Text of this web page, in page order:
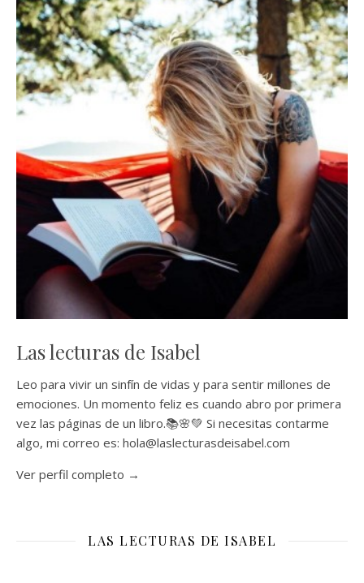
Las lecturas de Isabel
Leo para vivir un sinfín de vidas y para sentir millones de
emociones. Un momento feliz es cuando abro por primera
vez las páginas de un libro.📚🌸💚 Si necesitas contarme
algo, mi correo es: hola@laslecturasdeisabel.com
Ver perfil completo →
LAS LECTURAS DE ISABEL